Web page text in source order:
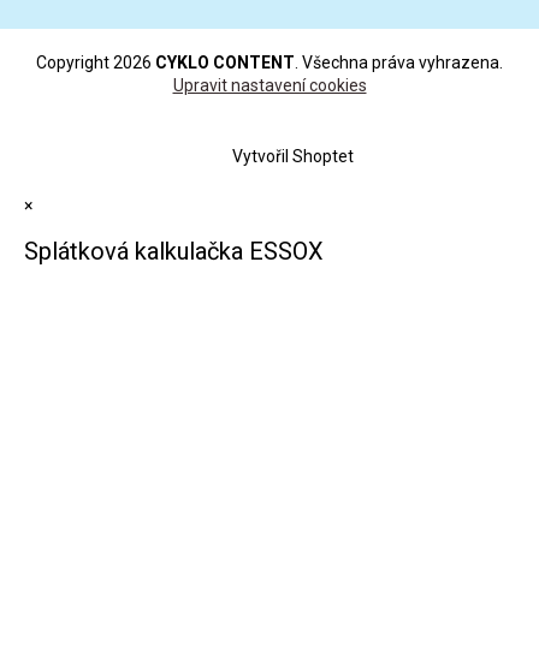
Vytvořil Shoptet
Copyright 2026 CYKLO CONTENT . Všechna práva vyhrazena.
Upravit nastavení cookies
×
Splátková kalkulačka ESSOX